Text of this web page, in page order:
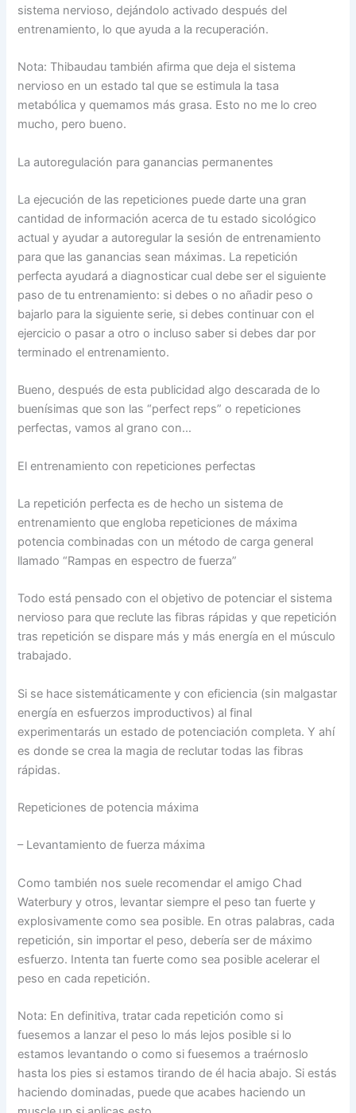
sistema nervioso, dejándolo activado después del
entrenamiento, lo que ayuda a la recuperación.
Nota: Thibaudau también afirma que deja el sistema
nervioso en un estado tal que se estimula la tasa
metabólica y quemamos más grasa. Esto no me lo creo
mucho, pero bueno.
La autoregulación para ganancias permanentes
La ejecución de las repeticiones puede darte una gran
cantidad de información acerca de tu estado sicológico
actual y ayudar a autoregular la sesión de entrenamiento
para que las ganancias sean máximas. La repetición
perfecta ayudará a diagnosticar cual debe ser el siguiente
paso de tu entrenamiento: si debes o no añadir peso o
bajarlo para la siguiente serie, si debes continuar con el
ejercicio o pasar a otro o incluso saber si debes dar por
terminado el entrenamiento.
Bueno, después de esta publicidad algo descarada de lo
buenísimas que son las “perfect reps” o repeticiones
perfectas, vamos al grano con…
El entrenamiento con repeticiones perfectas
La repetición perfecta es de hecho un sistema de
entrenamiento que engloba repeticiones de máxima
potencia combinadas con un método de carga general
llamado “Rampas en espectro de fuerza”
Todo está pensado con el objetivo de potenciar el sistema
nervioso para que reclute las fibras rápidas y que repetición
tras repetición se dispare más y más energía en el músculo
trabajado.
Si se hace sistemáticamente y con eficiencia (sin malgastar
energía en esfuerzos improductivos) al final
experimentarás un estado de potenciación completa. Y ahí
es donde se crea la magia de reclutar todas las fibras
rápidas.
Repeticiones de potencia máxima
– Levantamiento de fuerza máxima
Como también nos suele recomendar el amigo Chad
Waterbury y otros, levantar siempre el peso tan fuerte y
explosivamente como sea posible. En otras palabras, cada
repetición, sin importar el peso, debería ser de máximo
esfuerzo. Intenta tan fuerte como sea posible acelerar el
peso en cada repetición.
Nota: En definitiva, tratar cada repetición como si
fuesemos a lanzar el peso lo más lejos posible si lo
estamos levantando o como si fuesemos a traérnoslo
hasta los pies si estamos tirando de él hacia abajo. Si estás
haciendo dominadas, puede que acabes haciendo un